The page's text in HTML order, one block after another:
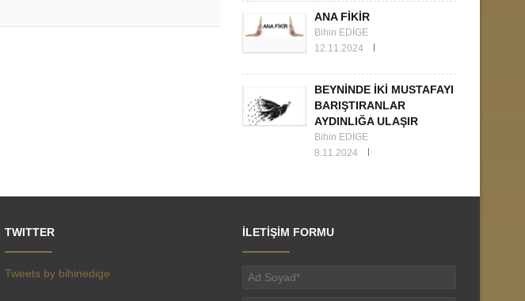
ANA FİKİR
Bihin EDİGE
12.11.2024
BEYNİNDE İKİ MUSTAFAYI
BARIŞTIRANLAR
AYDINLIĞA ULAŞIR
Bihin EDİGE
8.11.2024
TWITTER
Tweets by bihinedige
İLETİŞİM FORMU